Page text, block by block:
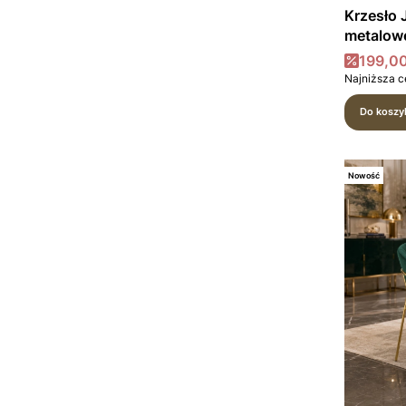
Krzesło
Cena
Najniższa
Do
Nowość